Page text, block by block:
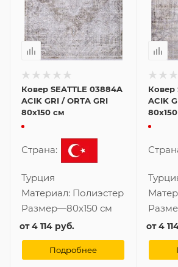
Ковер SEATTLE 03884A
ACIK GRI / ORTA GRI
80x150 см
Страна:
Турция
Материал: Полиэстер
Размер—80x150 см
от4 114 руб.
Подробнее
Ковер
ACIK
от4